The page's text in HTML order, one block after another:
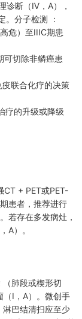
诊断（Ⅳ，A），
。分子检测 ：
危）至IIIC期患
可切除非鳞癌患
联合化疗的决策
疗的升级或降级
CT + PET或PET-
患者，推荐进行
若存在多发病灶，
A）。
肺段或楔形切
Ⅰ，A）。微创手
淋巴结清扫应至少